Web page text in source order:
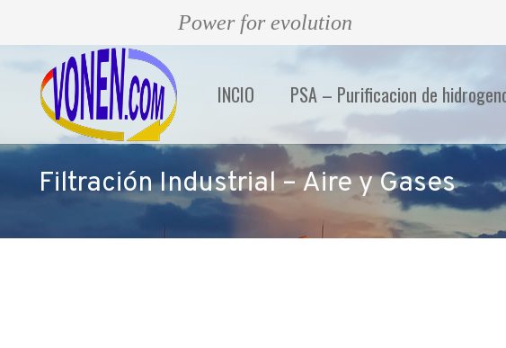
Power for evolution
INCIO PSA – Purificacion de
Filtración Industrial – Aire y Gases